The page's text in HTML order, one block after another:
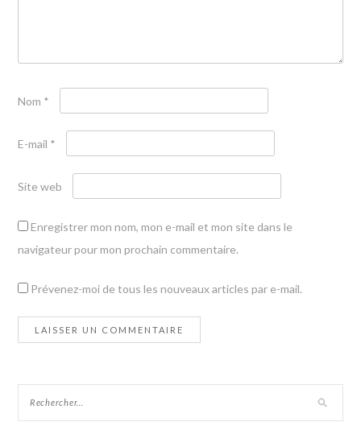
Nom *
E-mail *
Site web
Enregistrer mon nom, mon e-mail et mon site dans le
navigateur pour mon prochain commentaire.
Prévenez-moi de tous les nouveaux articles par e-mail.